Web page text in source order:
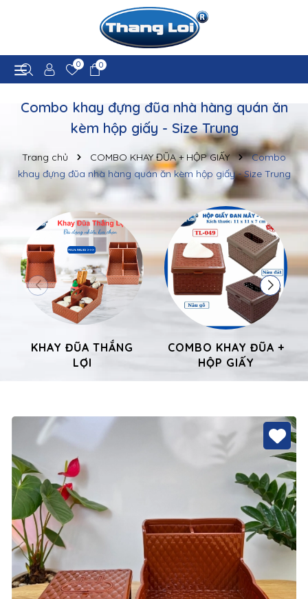
0 0
Combo khay đựng đũa nhà hàng quán ăn
kèm hộp giấy - Size Trung
Trang chủ COMBO KHAY ĐŨA + HỘP GIẤY
Combo
khay đựng đũa nhà hàng quán ăn kèm hộp giấy - Size Trung
KHAY ĐŨA THẮNG
LỢI
COMBO KHAY ĐŨA +
HỘP GIẤY